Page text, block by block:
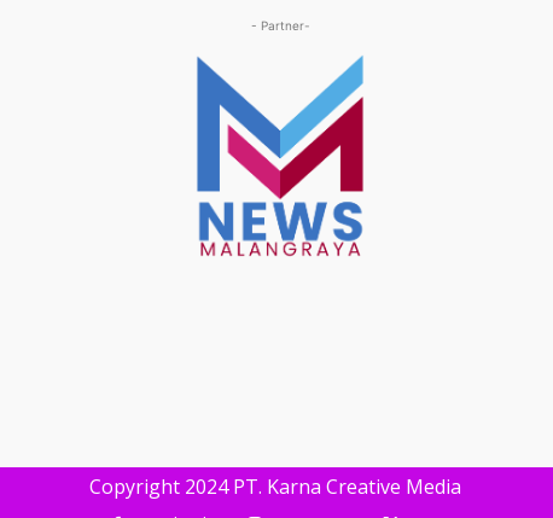
- Partner-
Copyright 2024 PT. Karna Creative Media